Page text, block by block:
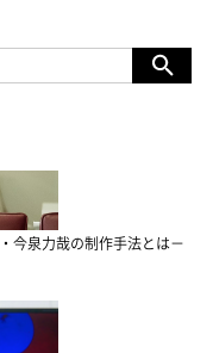
今泉力哉の制作手法とは－